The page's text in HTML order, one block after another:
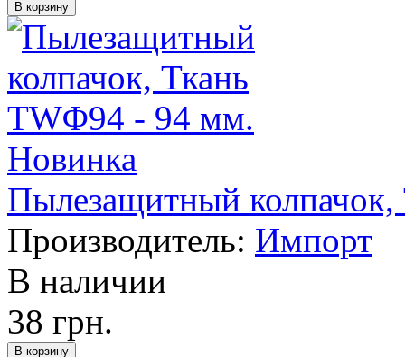
Новинка
Пылезащитный
Производитель: Импорт
В наличии
38 грн.